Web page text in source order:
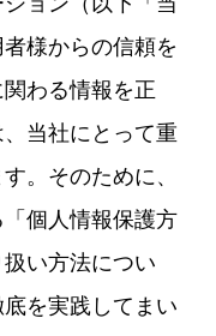
様からの信頼を
わる情報を正
当社にとって重
。そのために、
個人情報保護方
い方法につい
を実践してまい